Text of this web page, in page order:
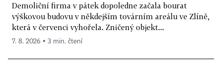
Demoliční firma v pátek dopoledne začala bourat
výškovou budovu v někdejším továrním areálu ve Zlíně,
která v červenci vyhořela. Zničený objekt...
7. 8. 2026 ▪ 3 min. čtení